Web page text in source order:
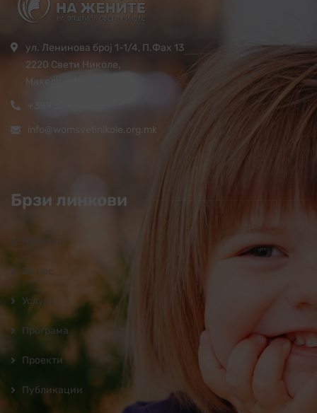
ул. Ленинова број 1-1/4, П.Фах 13
2220 Свети Николе,
Македонија
info@womsvetinikole.org.mk
Брзи линкови
Почетна
За нас
Услуги
Програмa
Проекти
Публикации